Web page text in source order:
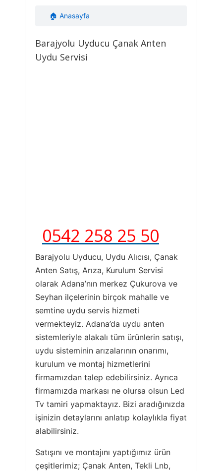
🏠 Anasayfa
Barajyolu Uyducu Çanak Anten
Uydu Servisi
0542 258 25 50
Barajyolu Uyducu, Uydu Alıcısı, Çanak
Anten Satış, Arıza, Kurulum Servisi
olarak Adana’nın merkez Çukurova ve
Seyhan ilçelerinin birçok mahalle ve
semtine uydu servis hizmeti
vermekteyiz. Adana’da uydu anten
sistemleriyle alakalı tüm ürünlerin satışı,
uydu sisteminin arızalarının onarımı,
kurulum ve montaj hizmetlerini
firmamızdan talep edebilirsiniz. Ayrıca
firmamızda markası ne olursa olsun Led
Tv tamiri yapmaktayız. Bizi aradığınızda
işinizin detaylarını anlatıp kolaylıkla fiyat
alabilirsiniz.
Satışını ve montajını yaptığımız ürün
çeşitlerimiz; Çanak Anten, Tekli Lnb,